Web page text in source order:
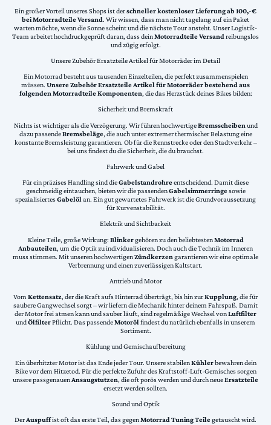
Ein großer Vorteil unseres Shops ist derschneller kostenloser Lieferung ab 100,-€
bei Motorradteile Versand. Wir wissen, dass man nicht tagelang auf ein Paket
warten möchte, wenn die Sonne scheint und die nächste Tour ansteht. Unser Logistik-
Team arbeitet hochdruckgeprüft daran, dass deinMotorradteile Versand reibungslos
und zügig erfolgt.
Unsere Zubehör Ersatzteile Artikel für Motorräder im Detail
Ein Motorrad besteht aus tausenden Einzelteilen, die perfekt zusammenspielen
müssen. Unsere Zubehör Ersatzteile Artikel für Motorräder bestehend aus
folgenden Motorradteile Komponenten, die das Herzstück deines Bikes bilden:
Sicherheit und Bremskraft
Nichts ist wichtiger als die Verzögerung. Wir führen hochwertigeBremsscheiben und
dazu passendeBremsbeläge, die auch unter extremer thermischer Belastung eine
konstante Bremsleistung garantieren. Ob für die Rennstrecke oder den Stadtverkehr –
bei uns findest du die Sicherheit, die du brauchst.
Fahrwerk und Gabel
Für ein präzises Handling sind dieGabelstandrohreentscheidend. Damit diese
geschmeidig eintauchen, bieten wir die passendenGabelsimmerringesowie
spezialisiertesGabelölan. Ein gut gewartetes Fahrwerk ist die Grundvoraussetzung
für Kurvenstabilität.
Elektrik und Sichtbarkeit
Kleine Teile, große Wirkung: Blinkergehören zu den beliebtestenMotorrad
Anbauteilen, um die Optik zu individualisieren. Doch auch die Technik im Inneren
muss stimmen. Mit unseren hochwertigenZündkerzen garantieren wir eine optimale
Verbrennung und einen zuverlässigen Kaltstart.
Antrieb und Motor
VomKettensatz, der die Kraft aufs Hinterrad überträgt, bis hin zurKupplung, die für
saubere Gangwechsel sorgt – wir liefern die Mechanik hinter deinem Fahrspaß. Damit
der Motor frei atmen kann und sauber läuft, sind regelmäßige Wechsel vonLuftfilter
undÖlfilterPflicht. Das passendeMotorölfindest du natürlich ebenfalls in unserem
Sortiment.
Kühlung und Gemischaufbereitung
Ein überhitzter Motor ist das Ende jeder Tour. Unsere stabilenKühlerbewahren dein
Bike vor dem Hitzetod. Für die perfekte Zufuhr des Kraftstoff-Luft-Gemisches sorgen
unsere passgenauenAnsaugstutzen, die oft porös werden und durch neueErsatzteile
ersetzt werden sollten.
Sound und Optik
DerAuspuffist oft das erste Teil, das gegenMotorrad Tuning Teilegetauscht wird.